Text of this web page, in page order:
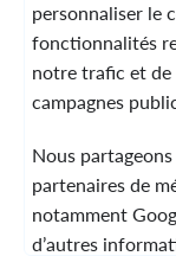
SERVICE
personnaliser le
fonctionnalités
notre trafic et de
campagnes
Nous
partenaires de
notamment
d’autres